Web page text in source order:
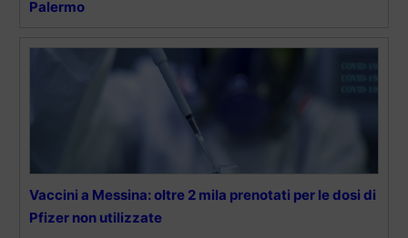
Palermo
Vaccini a Messina: oltre 2 mila prenotati per le dosi di
Pfizer non utilizzate